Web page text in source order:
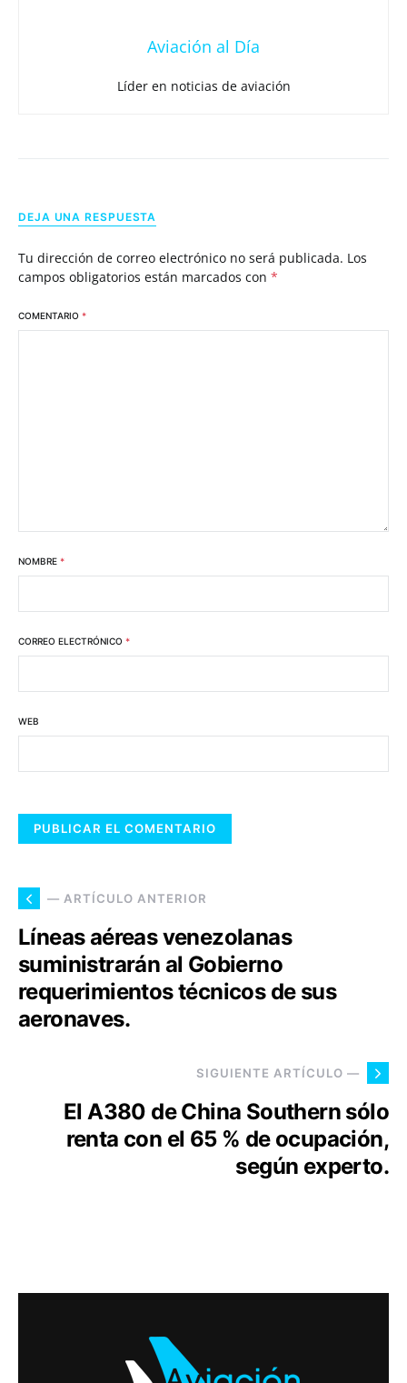
Aviación al Día
Líder en noticias de aviación
DEJA UNA RESPUESTA
Tu dirección de correo electrónico no será publicada. Los
campos obligatorios están marcados con *
COMENTARIO *
NOMBRE *
CORREO ELECTRÓNICO *
WEB
— ARTÍCULO ANTERIOR
Líneas aéreas venezolanas
suministrarán al Gobierno
requerimientos técnicos de sus
aeronaves.
SIGUIENTE ARTÍCULO —
El A380 de China Southern sólo
renta con el 65 % de ocupación,
según experto.